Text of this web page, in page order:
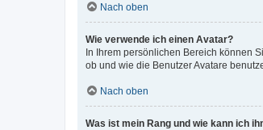
Nach oben
Wie verwende ich einen Avatar?
In Ihrem persönlichen Bereich können
ob und wie die Benutzer Avatare
Nach oben
Was ist mein Rang und wie kann ich